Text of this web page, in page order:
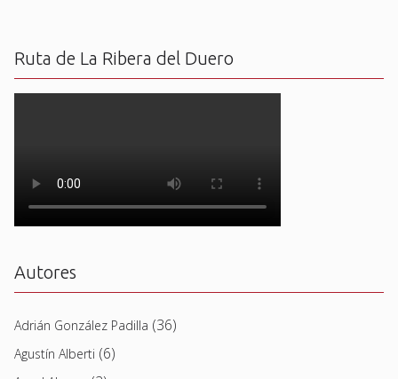
Ruta de La Ribera del Duero
Autores
Adrián González Padilla (36)
Agustín Alberti (6)